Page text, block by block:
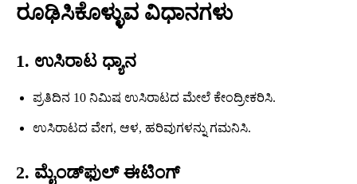
ರೂಢಿಸಿಕೊಳ್ಳುವ ವಿಧಾನಗಳು
1. ಉಸಿರಾಟ ಧ್ಯಾನ
ಪ್ರತಿದಿನ 10 ನಿಮಿಷ ಉಸಿರಾಟದ ಮೇಲೆ ಕೇಂದ್ರೀಕರಿಸಿ.
ಉಸಿರಾಟದ ವೇಗ, ಆಳ, ಹರಿವುಗಳನ್ನು ಗಮನಿಸಿ.
2. ಮೈಂಡ್‍ಫುಲ್ ಈಟಿಂಗ್